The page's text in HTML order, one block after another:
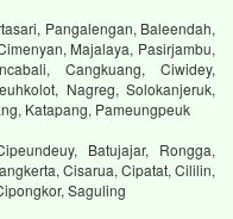
Pangalengan, Baleendah,
Majalaya, Pasirjambu,
Cangkuang, Ciwidey,
Nagreg, Solokanjeruk,
Katapang, Pameungpeuk
Batujajar, Rongga,
Cisarua, Cipatat, Cililin,
Saguling